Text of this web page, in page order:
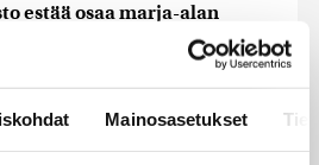
Mainosasetukset
estää osaa marja-alan
kolmansista maista
mikä hänestä on Ylen
– ”Kokoomus maksaa